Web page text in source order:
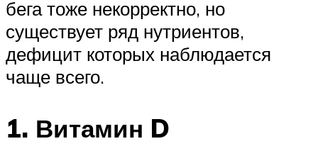
бега тоже некорректно, но
существует ряд нутриентов,
дефицит которых наблюдается
чаще всего.
1. Витамин D